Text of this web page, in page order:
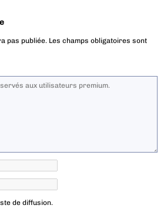
pas publiée. Les champs obligatoires sont
de diffusion.